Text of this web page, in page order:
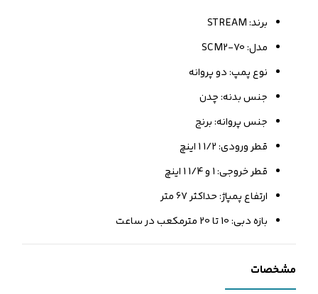
برند: STREAM
مدل: SCM2-70
نوع پمپ: دو پروانه
جنس بدنه: چدن
جنس پروانه: برنج
قطر ورودی: 1/2 1 اینچ
قطر خروجی: 1 و 1/4 1 اینچ
ارتفاع پمپاژ: حداکثر 67 متر
بازه دبی: 10 تا 20 مترمکعب در ساعت
مشخصات